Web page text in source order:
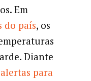
Em
do país, os
Diante
alertas para